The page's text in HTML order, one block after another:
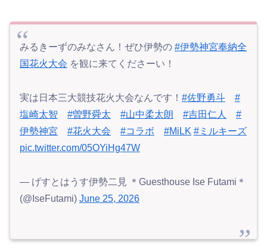
みるきーずのみなさん！ぜひ伊勢の #伊勢神宮奉納全
国花火大会 を観に来てくださーい！
実は日本三大競技花火大会なんです！ #佐野勇斗
#
塩崎太智
#曽野舜太 #山中柔太朗 #吉田仁人
#
伊勢神宮
#花火大会 #コラボ #MiLK #ミルキーズ
pic.twitter.com/05OYiHg47W
— げすとはうす伊勢二見 ＊Guesthouse Ise Futami＊
(@IseFutami) June 25, 2026